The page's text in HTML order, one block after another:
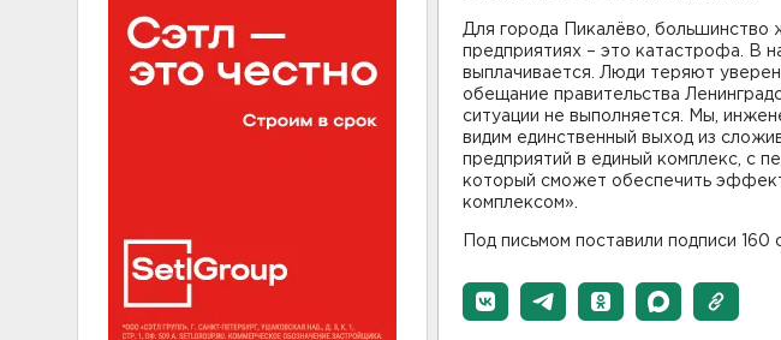
Для города Пикалёво, большинство
предприятиях – это катастрофа. В
выплачивается. Люди теряют
обещание правительства
ситуации не выполняется. Мы,
видим единственный выход из
предприятий в единый комплекс, с
который сможет обеспечить
комплексом».
Под письмом поставили подписи 160